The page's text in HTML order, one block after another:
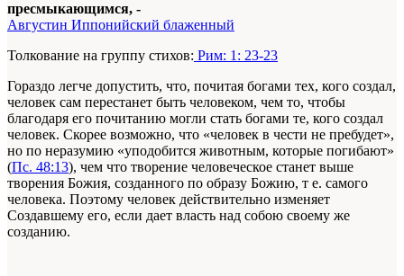
пресмыкающимся, -
Августин Иппонийский блаженный
Толкование на группу стихов: Рим: 1: 23-23
Гораздо легче допустить, что, почитая богами тех, кого создал,
человек сам перестанет быть человеком, чем то, чтобы
благодаря его почитанию могли стать богами те, кого создал
человек. Скорее возможно, что «человек в чести не пребудет»,
но по неразумию «уподобится животным, которые погибают»
(Пс. 48:13), чем что творение человеческое станет выше
творения Божия, созданного по образу Божию, т е. самого
человека. Поэтому человек действительно изменяет
Создавшему его, если дает власть над собою своему же
созданию.